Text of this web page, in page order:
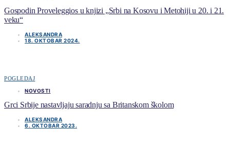
Gospodin Proveleggios u knjizi „Srbi na Kosovu i Metohiji u 20. i 21.
veku“
ALEKSANDRA
18. OKTOBAR 2024.
POGLEDAJ
NOVOSTI
Grci Srbije nastavljaju saradnju sa Britanskom školom
ALEKSANDRA
6. OKTOBAR 2023.